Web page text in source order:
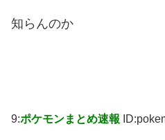
知らんのか
9:ポケモンまとめ速報